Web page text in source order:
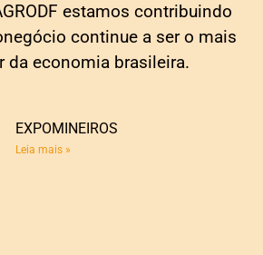
estamos contribuindo
continue a ser o mais
da economia brasileira.
EXPOMINEIROS
Leia mais »